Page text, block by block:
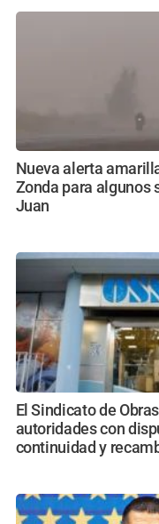
Nueva alerta
Zonda para algunos
Juan
El Sindicato de
autoridades con
continuidad y